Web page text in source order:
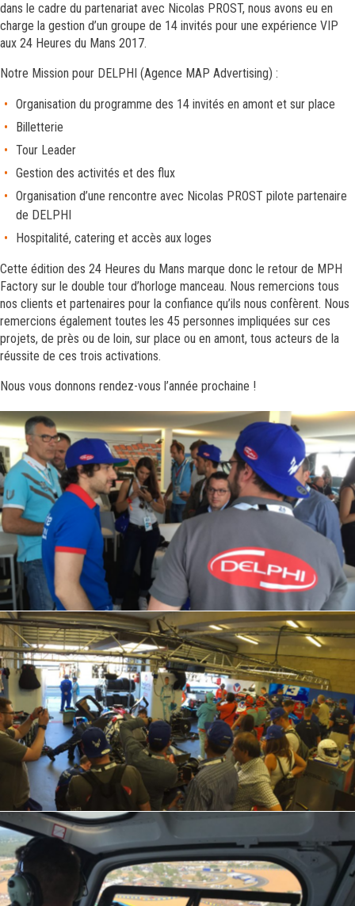
dans le cadre du partenariat avec Nicolas PROST, nous avons eu en
charge la gestion d’un groupe de 14 invités pour une expérience VIP
aux 24 Heures du Mans 2017.
Notre Mission pour DELPHI (Agence MAP Advertising) :
Organisation du programme des 14 invités en amont et sur place
Billetterie
Tour Leader
Gestion des activités et des flux
Organisation d’une rencontre avec Nicolas PROST pilote partenaire
de DELPHI
Hospitalité, catering et accès aux loges
Cette édition des 24 Heures du Mans marque donc le retour de MPH
Factory sur le double tour d’horloge manceau. Nous remercions tous
nos clients et partenaires pour la confiance qu’ils nous confèrent. Nous
remercions également toutes les 45 personnes impliquées sur ces
projets, de près ou de loin, sur place ou en amont, tous acteurs de la
réussite de ces trois activations.
Nous vous donnons rendez-vous l’année prochaine !
IMG_2657
IMG_2665